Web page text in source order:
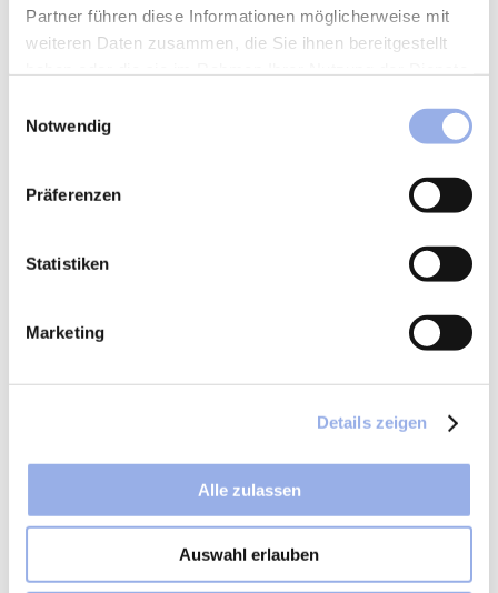
Partner führen diese Informationen möglicherweise mit
weiteren Daten zusammen, die Sie ihnen bereitgestellt
Notwendig
Präferenzen
Statistiken
Marketing
Details zeigen
Alle zulassen
Auswahl erlauben